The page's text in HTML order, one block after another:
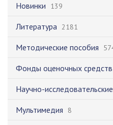
Новинки 139
Литература 2181
Методические пособия
Фонды оценочных средств
Научно-
Мультимедия 8